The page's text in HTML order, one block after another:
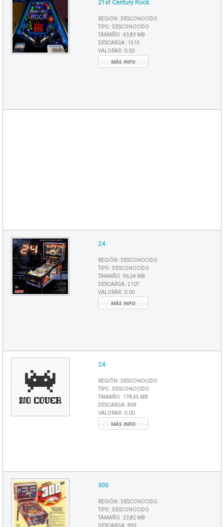
21st Century Rock
REGIÓN : DESCONOCIDO
TIPO : DESCONOCIDO
TAMAÑO :43,83 MB
DESCARGA : 1515
VALORAR : 0.00
MÁS INFO
24
REGIÓN : DESCONOCIDO
TIPO : DESCONOCIDO
TAMAÑO :96,34 MB
DESCARGA :2107
VALORAR : 0.00
MÁS INFO
24
REGIÓN : DESCONOCIDO
TIPO : DESCONOCIDO
TAMAÑO : 178,45 MB
DESCARGA :869
VALORAR : 0.00
MÁS INFO
300
REGIÓN : DESCONOCIDO
TIPO : DESCONOCIDO
TAMAÑO :23,82 MB
DESCARGA :993